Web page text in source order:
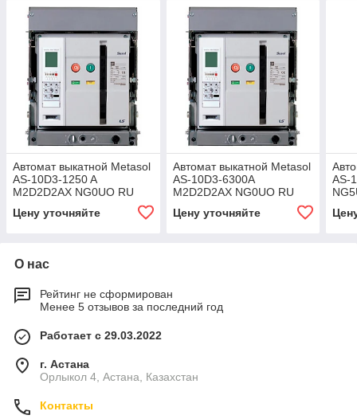
Автомат выкатной Metasol
AS-10D3-1250 A
M2D2D2AX NG0UO RU
Цену уточняйте
Автомат выкатной Metasol
AS-10D3-6300A
M2D2D2AX NG0UO RU
Цену уточняйте
AS-
О нас
Рейтинг не сформирован
Менее 5 отзывов за последний год
Работает с 29.03.2022
г. Астана
Орлыкол 4, Астана, Казахстан
Контакты